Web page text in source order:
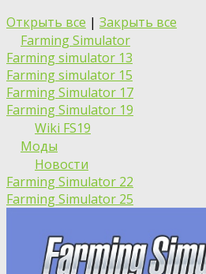
Открыть все | Закрыть все
Farming Simulator
Farming simulator 13
Farming simulator 15
Farming Simulator 17
Farming Simulator 19
Wiki FS19
Моды
Новости
Farming Simulator 22
Farming Simulator 25